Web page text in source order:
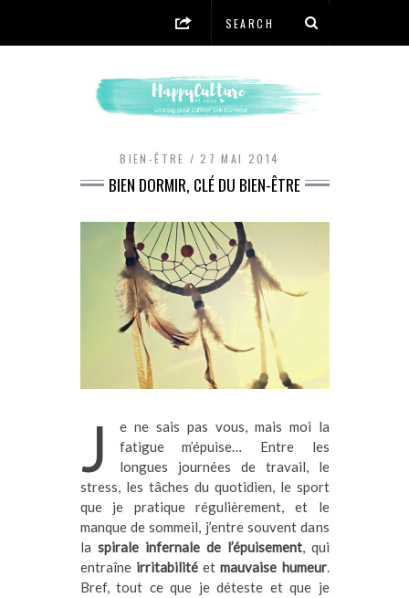
BIEN-ÊTRE 27 MAI 2014
BIEN DORMIR, CLÉ DU BIEN-ÊTRE
J
e ne sais pas vous, mais moi la
fatigue m’épuise… Entre les
longues journées de travail, le
stress, les tâches du quotidien, le sport
que je pratique régulièrement, et le
manque de sommeil, j’entre souvent dans
la spirale infernale de l’épuisement, qui
entraîne irritabilitéetmauvaise humeur.
Bref, tout ce que je déteste et que je